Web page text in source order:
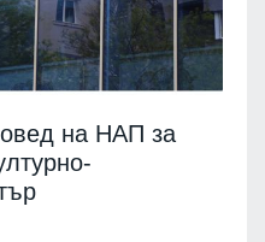
на НАП за